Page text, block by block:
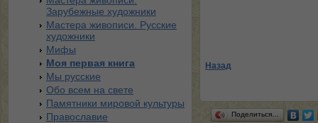
Зарубежные художники
Мастера живописи. Русские
художники
Мифы
Моя первая книга
Мы русские
Обо всем на свете
Памятники мировой культуры
Православие
Назад
Поделиться…